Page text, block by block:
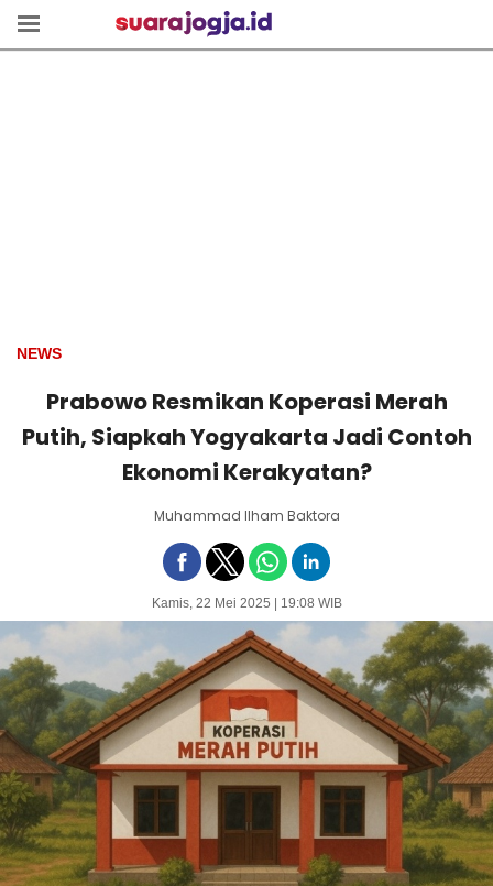
NEWS
Prabowo Resmikan Koperasi Merah
Putih, Siapkah Yogyakarta Jadi Contoh
Ekonomi Kerakyatan?
Muhammad Ilham Baktora
Kamis, 22 Mei 2025 | 19:08 WIB